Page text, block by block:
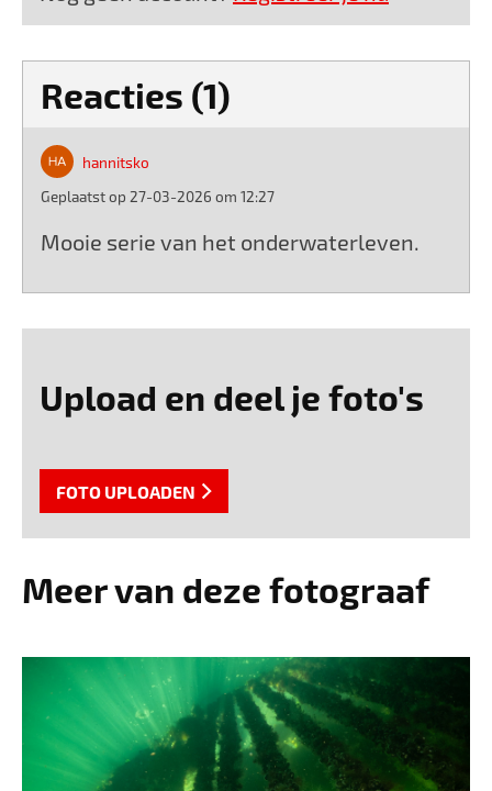
Reacties (1)
hannitsko
Geplaatst op 27-03-2026 om 12:27
Mooie serie van het onderwaterleven.
Upload en deel je foto's
FOTO UPLOADEN
Meer van deze fotograaf